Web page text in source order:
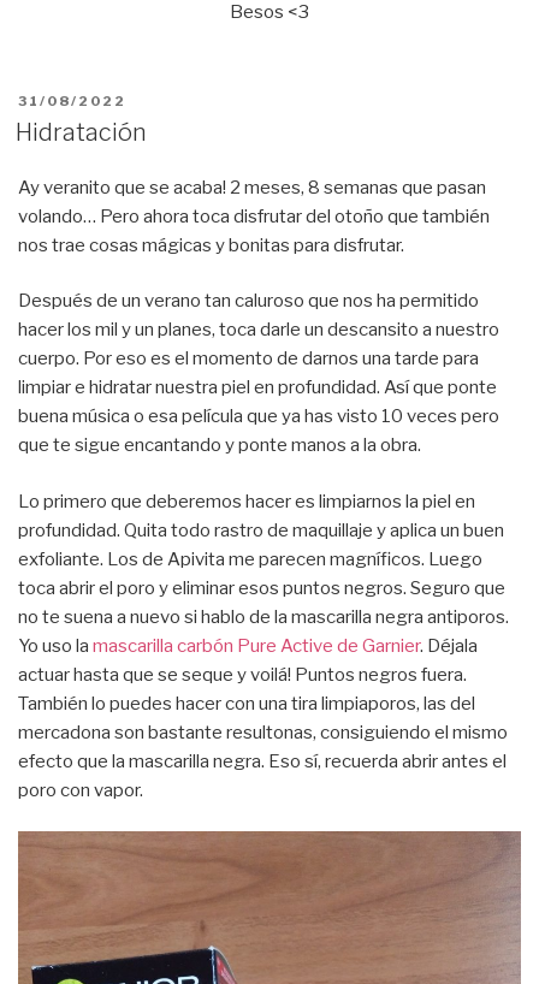
Besos <3
PUBLICADO
EL
31/08/2022
Hidratación
Ay veranito que se acaba! 2 meses, 8 semanas que pasan
volando… Pero ahora toca disfrutar del otoño que también
nos trae cosas mágicas y bonitas para disfrutar.
Después de un verano tan caluroso que nos ha permitido
hacer los mil y un planes, toca darle un descansito a nuestro
cuerpo. Por eso es el momento de darnos una tarde para
limpiar e hidratar nuestra piel en profundidad. Así que ponte
buena música o esa película que ya has visto 10 veces pero
que te sigue encantando y ponte manos a la obra.
Lo primero que deberemos hacer es limpiarnos la piel en
profundidad. Quita todo rastro de maquillaje y aplica un buen
exfoliante. Los de Apivita me parecen magníficos. Luego
toca abrir el poro y eliminar esos puntos negros. Seguro que
no te suena a nuevo si hablo de la mascarilla negra antiporos.
Yo uso la mascarilla carbón Pure Active de Garnier. Déjala
actuar hasta que se seque y voilá! Puntos negros fuera.
También lo puedes hacer con una tira limpiaporos, las del
mercadona son bastante resultonas, consiguiendo el mismo
efecto que la mascarilla negra. Eso sí, recuerda abrir antes el
poro con vapor.